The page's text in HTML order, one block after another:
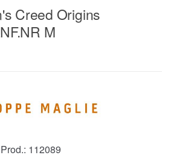
Creed Origins
M
112089